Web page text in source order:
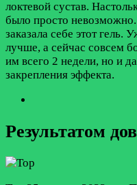
локтевой сустав.
было просто
заказала себе этот гель.
лучше, а сейчас совсем
им всего 2 недели, но и
закрепления эффекта.
Результатом